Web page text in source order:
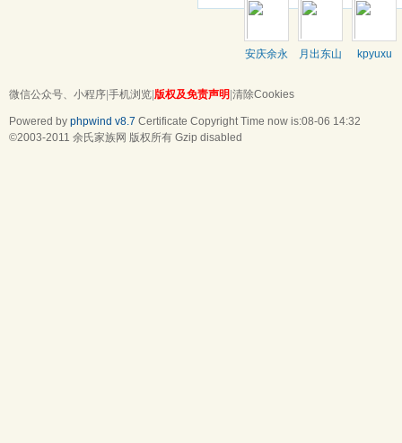
安庆余永
月出东山 kpyuxu
微信公众号、小程序 手机浏览 版权及免责声明 清除Cookies
Powered by phpwind v8.7 Certificate Copyright Time now is:08-06 14:32
©2003-2011 余氏家族网 版权所有 Gzip disabled